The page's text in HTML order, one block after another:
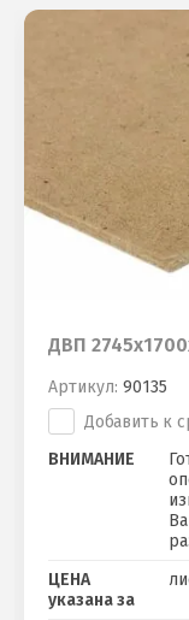
ДВП
Артикул: 90135
Добавить к
ВНИМАНИЕ
ЦЕНА
указана за